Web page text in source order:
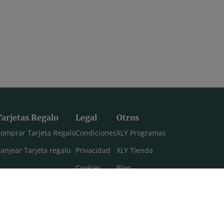
Regalo
Tarjeta Regalo
Tarjeta regalo
Legal
Condiciones
Privacidad
Cookies
Otros
XLY Programas
XLY Tienda
Blog